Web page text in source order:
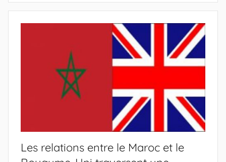
Les relations entre le Maroc et le